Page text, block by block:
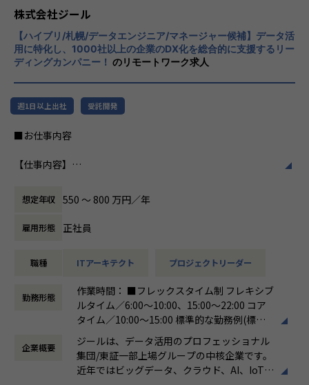
◎募集背景
現在案件数も増加傾向にあり、チームメンバーの増員へ向け
て一緒に働く仲間を募集しております。
特にゼロトラストセキュリティに特化した事業に取り組んで
豊富なため、ゼロトラストセキュリティ案件のPM/PL経験も
養う事が可能です。
常に最新の情報をキャッチアップし、学習意欲が高く、積極
ズに応えるため、私たちは「プロフェッショ
ナルサービスの大衆化」をミッションとして
掲げております。高い専門性を持った技術
力、深い経験から得られた多様性のある高度
な分析力をハイクオリティ＆ローコストで提
供することで、企業の競争優位確保に貢献す
ることを私たちは使命としております。
員全員が燃える会社」を目指しています。理
展する企業です。そして、社員全員が燃え続
ます。お客様に対する長期的な貢献を果たす
株式会社ジール
【ハイブリ/札幌/データエンジニア/マネージャー候補】データ活
用に特化し、1000社以上の企業のDX化を総合的に支援するリー
ディングカンパニー！ のリモートワーク求人
週1日以上出社 受託開発
■お仕事内容
【仕事内容】
するため、ビックデータの活用支援を行います。データ蓄
積・加工・分析し、経営層の意思決定に活用する BI(Busines
s Intelligence）やAzure、AWS、GCPなどのクラウド、AI、
機械学習などを含むデータプラットフォームの導入から実行
ィスにて事業、そして組織拡大に貢献いただきたいと考えて
●直案件が多く、エンドユーザー様とのやり取りも多く発生
します。クライアントの要望に沿ったデータプラットフォー
ムの企画、設計、実装まで、プロジェクトに一気通貫で関わ
って頂きます。
●主に要件定義からテストまでお任せします。開発だけでな
想定年収 550 〜 800 万円／年
雇用形態 正社員
職種 ITアーキテクト プロジェクトリーダー
勤務形態
作業時間： ■フレックスタイム制 フレキシブ
ルタイム／6:00～10:00、15:00～22:00 コア
タイム／10:00～15:00 標準的な勤務例(標準
労働時間)／9:00～18:00
働き方：フレックス制（コアタイムあり）
時間外労働の有無： 有（月平均19時間）
休憩時間： 60分
企業概要
ジールは、データ活用のプロフェッショナル
集団/東証一部上場グループの中核企業です。
近年ではビッグデータ、クラウド、AI、IoTを